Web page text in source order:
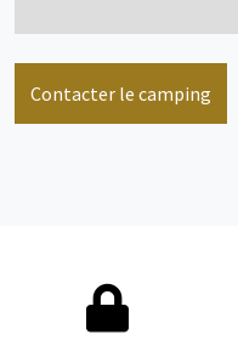
Contacter le camping